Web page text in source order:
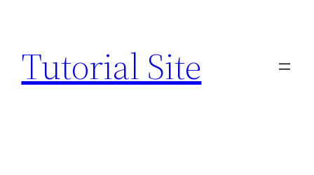
content
Tutorial Site